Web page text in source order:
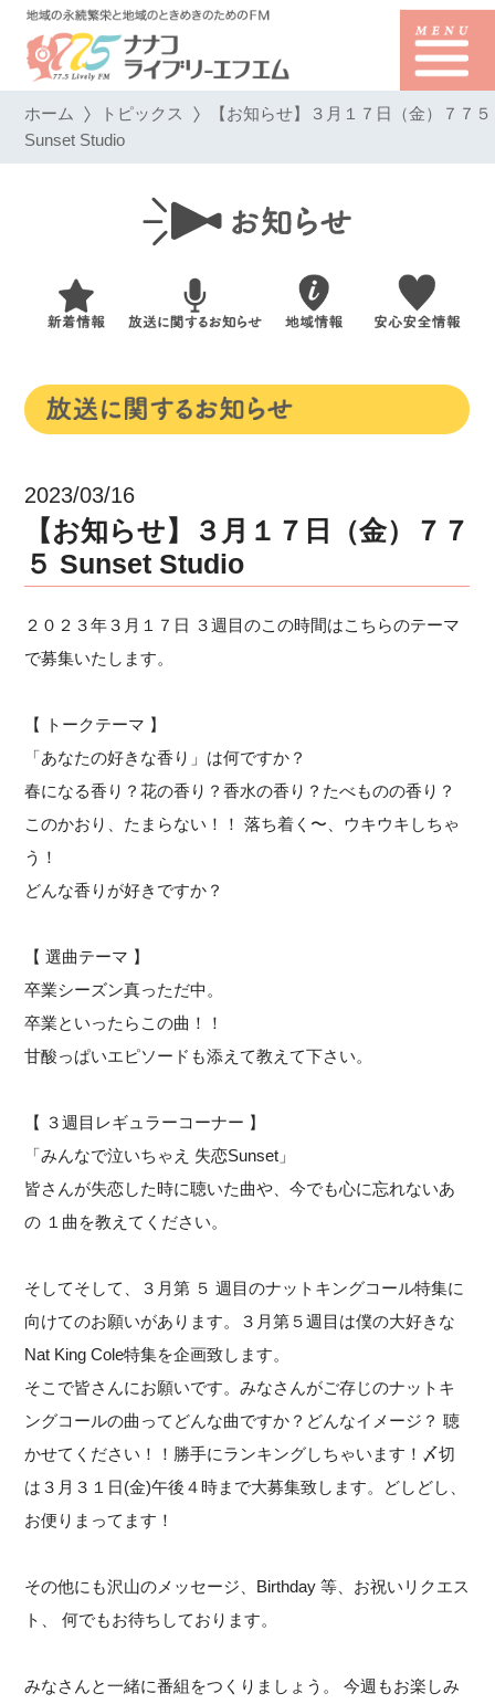
ホーム トピックス 【お知らせ】３月１７日（金）７７５
Sunset Studio
2023/03/16
【お知らせ】３月１７日（金）７７
５ Sunset Studio
２０２３年３月１７日 ３週目のこの時間はこちらのテーマ
で募集いたします。
【 トークテーマ 】
「あなたの好きな香り」は何ですか？
春になる香り？花の香り？香水の香り？たべものの香り？
このかおり、たまらない！！ 落ち着く〜、ウキウキしちゃ
う！
どんな香りが好きですか？
【 選曲テーマ 】
卒業シーズン真っただ中。
卒業といったらこの曲！！
甘酸っぱいエピソードも添えて教えて下さい。
【 ３週目レギュラーコーナー 】
「みんなで泣いちゃえ 失恋Sunset」
皆さんが失恋した時に聴いた曲や、今でも心に忘れないあ
の １曲を教えてください。
そしてそして、３月第 ５ 週目のナットキングコール特集に
向けてのお願いがあります。３月第５週目は僕の大好きな
Nat King Cole特集を企画致します。
そこで皆さんにお願いです。みなさんがご存じのナットキ
ングコールの曲ってどんな曲ですか？どんなイメージ？ 聴
かせてください！！勝手にランキングしちゃいます！〆切
は３月３１日(金)午後４時まで大募集致します。どしどし、
お便りまってます！
その他にも沢山のメッセージ、Birthday 等、お祝いリクエス
ト、 何でもお待ちしております。
みなさんと一緒に番組をつくりましょう。 今週もお楽しみ